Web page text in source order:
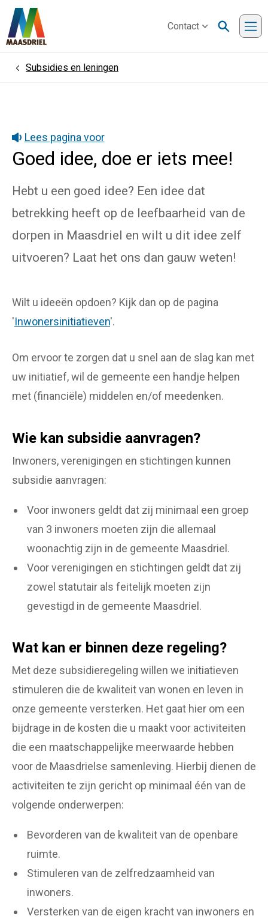
Contact
HomeSubsidies en leningen
Lees pagina voor
Goed idee, doe er iets mee!
Hebt u een goed idee? Een idee dat
betrekking heeft op de leefbaarheid van de
dorpen in Maasdriel en wilt u dit idee zelf
uitvoeren? Laat het ons dan gauw weten!
Wilt u ideeën opdoen? Kijk dan op de pagina
'Inwonersinitiatieven'.
Om ervoor te zorgen dat u snel aan de slag kan met
uw initiatief, wil de gemeente een handje helpen
met (financiële) middelen en/of meedenken.
Wie kan subsidie aanvragen?
Inwoners, verenigingen en stichtingen kunnen
subsidie aanvragen:
Voor inwoners geldt dat zij minimaal een groep
van 3 inwoners moeten zijn die allemaal
woonachtig zijn in de gemeente Maasdriel.
Voor verenigingen en stichtingen geldt dat zij
zowel statutair als feitelijk moeten zijn
gevestigd in de gemeente Maasdriel.
Wat kan er binnen deze regeling?
Met deze subsidieregeling willen we initiatieven
stimuleren die de kwaliteit van wonen en leven in
onze gemeente versterken. Het gaat hier om een
bijdrage in de kosten die u maakt voor activiteiten
die een maatschappelijke meerwaarde hebben
voor de Maasdrielse samenleving. Hierbij dienen de
activiteiten te zijn gericht op minimaal één van de
volgende onderwerpen:
Bevorderen van de kwaliteit van de openbare
ruimte.
Stimuleren van de zelfredzaamheid van
inwoners.
Versterken van de eigen kracht van inwoners en